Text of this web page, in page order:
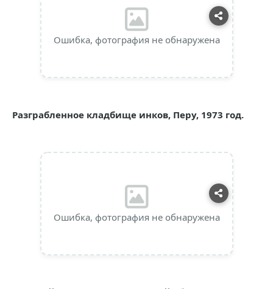
Ошибка, фотография не обнаружена
Разграбленное кладбище инков, Перу, 1973 год.
Ошибка, фотография не обнаружена